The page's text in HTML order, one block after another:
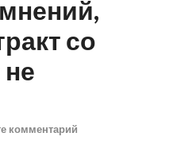
со
комментарий